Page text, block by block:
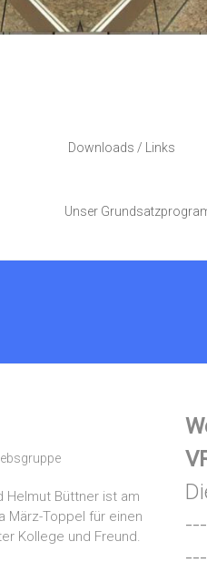
Downloads / Links
Unser
Helmut Büttner ist am
März-Toppel für einen
Kollege und Freund.